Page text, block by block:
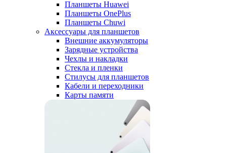
Планшеты Huawei
Планшеты OnePlus
Планшеты Chuwi
Аксессуары для планшетов
Внешние аккумуляторы
Зарядные устройства
Чехлы и накладки
Стекла и пленки
Стилусы для планшетов
Кабели и переходники
Карты памяти